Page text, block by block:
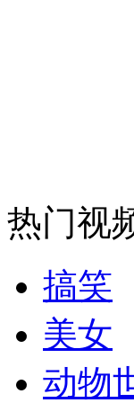
热门视
搞笑
美女
动物